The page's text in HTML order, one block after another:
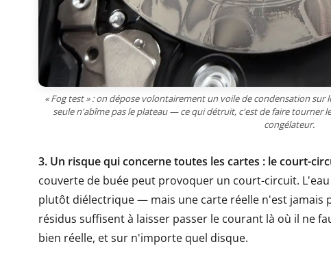
« Fog test » : on dépose volontairement un voile de condensation sur
seule n'abîme pas le plateau — ce qui détruit, c'est de faire tourner
congélateur.
3. Un risque qui concerne toutes les cartes : le court-
couverte de buée peut provoquer un court-circuit.
plutôt diélectrique — mais une carte réelle n'est jamais
résidus suffisent à laisser passer le courant là où il ne
bien réelle, et sur n'importe quel disque.